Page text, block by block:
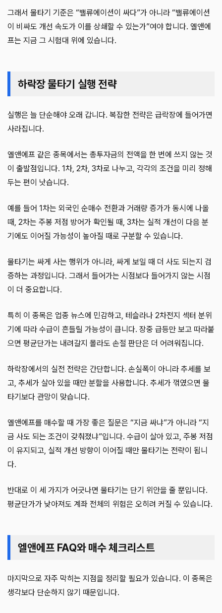
그래서 물타기 기준은 “밸류에이션이 싸다”가 아니라 “밸류에이션
이 비싸도 개선 속도가 이를 상쇄할 수 있는가”여야 합니다. 엘앤에
프는 지금 그 시험대 위에 있습니다.
하락장 물타기 실행 전략
실행은 늘 단순해야 오래 갑니다. 복잡한 전략은 급락장에 들어가면
사라집니다.
엘앤에프 같은 종목에서는 총투자금의 전액을 한 번에 쓰지 않는 것
이 출발점입니다. 1차, 2차, 3차로 나누고, 각각의 조건을 미리 정해
두는 편이 낫습니다.
예를 들어 1차는 외국인 순매수 전환과 거래량 증가가 동시에 나올
때, 2차는 주봉 저점 방어가 확인될 때, 3차는 실적 개선이 다음 분
기에도 이어질 가능성이 높아질 때로 구분할 수 있습니다.
물타기는 싸게 사는 행위가 아니라, 싸게 보일 때 더 사도 되는지 검
증하는 과정입니다. 그래서 들어가는 시점보다 들어가지 않는 시점
이 더 중요합니다.
특히 이 종목은 업종 뉴스에 민감하고, 테슬라나 2차전지 섹터 분위
기에 따라 수급이 흔들릴 가능성이 큽니다. 장중 급등만 보고 따라붙
으면 평균단가는 내려갈지 몰라도 손절 판단은 더 어려워집니다.
하락장에서의 실전 전략은 간단합니다. 손실폭이 아니라 추세를 보
고, 추세가 살아 있을 때만 분할을 사용합니다. 추세가 꺾였으면 물
타기보다 관망이 맞습니다.
엘앤에프를 매수할 때 가장 좋은 질문은 “지금 싸냐”가 아니라 “지
금 사도 되는 조건이 갖춰졌냐”입니다. 수급이 살아 있고, 주봉 저점
이 유지되고, 실적 개선 방향이 이어질 때만 물타기는 전략이 됩니
다.
반대로 이 세 가지가 어긋나면 물타기는 단기 위안을 줄 뿐입니다.
평균단가가 낮아져도 계좌 전체의 위험은 오히려 커질 수 있습니다.
엘앤에프 FAQ와 매수 체크리스트
마지막으로 자주 막히는 지점을 정리할 필요가 있습니다. 이 종목은
생각보다 단순하지 않기 때문입니다.